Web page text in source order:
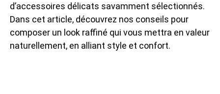
d’accessoires délicats savamment sélectionnés.
Dans cet article, découvrez nos conseils pour
composer un look raffiné qui vous mettra en valeur
naturellement, en alliant style et confort.